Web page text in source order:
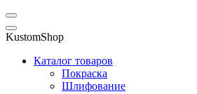
KustomShop
Каталог товаров
Покраска
Шлифование